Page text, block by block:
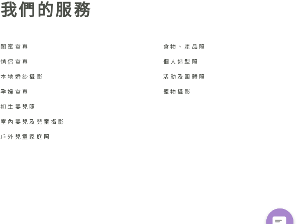
我們的服務
閨蜜寫真
情侶寫真
本地婚紗攝影
孕婦寫真
初生嬰兒照
室內嬰兒及兒童攝影
戶外兒童家庭照
食物、產品照
個人造型照
活動及團體照
寵物攝影